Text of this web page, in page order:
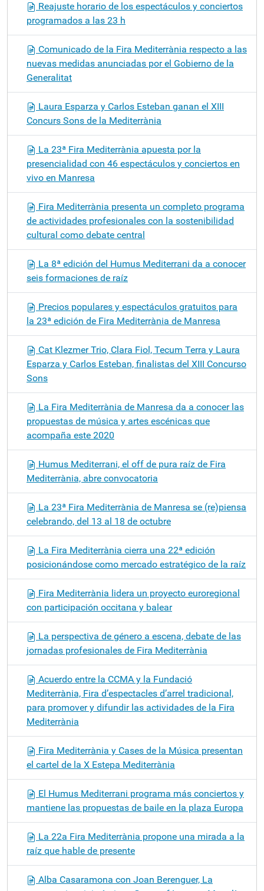
Reajuste horario de los espectáculos y conciertos
programados a las 23 h
Comunicado de la Fira Mediterrània respecto a las
nuevas medidas anunciadas por el Gobierno de la
Generalitat
Laura Esparza y Carlos Esteban ganan el XIII
Concurs Sons de la Mediterrània
La 23ª Fira Mediterrània apuesta por la
presencialidad con 46 espectáculos y conciertos en
vivo en Manresa
Fira Mediterrània presenta un completo programa
de actividades profesionales con la sostenibilidad
cultural como debate central
La 8ª edición del Humus Mediterrani da a conocer
seis formaciones de raíz
Precios populares y espectáculos gratuitos para
la 23ª edición de Fira Mediterrània de Manresa
Cat Klezmer Trio, Clara Fiol, Tecum Terra y Laura
Esparza y Carlos Esteban, finalistas del XIII Concurso
Sons
La Fira Mediterrània de Manresa da a conocer las
propuestas de música y artes escénicas que
acompaña este 2020
Humus Mediterrani, el off de pura raíz de Fira
Mediterrània, abre convocatoria
La 23ª Fira Mediterrània de Manresa se (re)piensa
celebrando, del 13 al 18 de octubre
La Fira Mediterrània cierra una 22ª edición
posicionándose como mercado estratégico de la raíz
Fira Mediterrània lidera un proyecto euroregional
con participación occitana y balear
La perspectiva de género a escena, debate de las
jornadas profesionales de Fira Mediterrània
Acuerdo entre la CCMA y la Fundació
Mediterrània, Fira d’espectacles d’arrel tradicional,
para promover y difundir las actividades de la Fira
Mediterrània
Fira Mediterrània y Cases de la Música presentan
el cartel de la X Estepa Mediterrània
El Humus Mediterrani programa más conciertos y
mantiene las propuestas de baile en la plaza Europa
La 22a Fira Mediterrània propone una mirada a la
raíz que hable de presente
Alba Casaramona con Joan Berenguer, La